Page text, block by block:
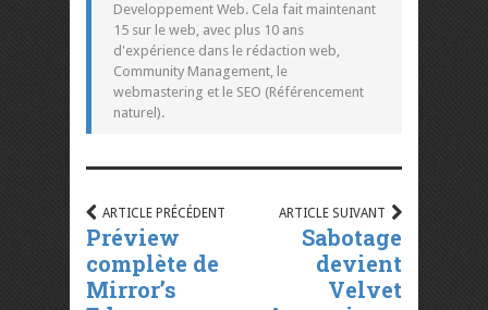
Developpement Web. Cela fait maintenant
15 sur le web, avec plus 10 ans
d'expérience dans le rédaction web,
Community Management, le
webmastering et le SEO (Référencement
naturel).
ARTICLE PRÉCÉDENT
Préview
complète de
Mirror’s
ARTICLE SUIVANT
Sabotage
devient
Velvet